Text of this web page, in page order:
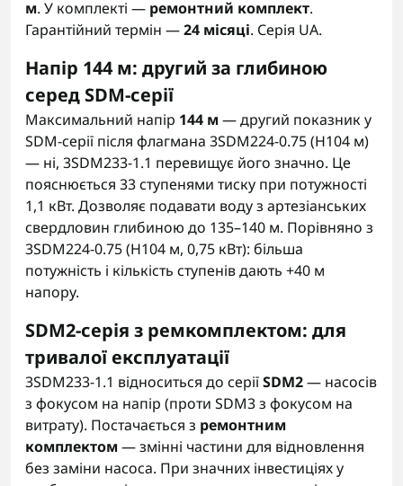
м. У комплекті — ремонтний комплект.
Гарантійний термін —24 місяці. Серія UA.
Напір 144 м: другий за глибиною
серед SDM-серії
Максимальний напір 144 м— другий показник у
SDM-серії після флагмана 3SDM224-0.75 (H104 м)
— ні, 3SDM233-1.1 перевищує його значно. Це
пояснюється 33 ступенями тиску при потужності
1,1 кВт. Дозволяє подавати воду з артезіанських
свердловин глибиною до 135–140 м. Порівняно з
3SDM224-0.75 (H104 м, 0,75 кВт): більша
потужність і кількість ступенів дають +40 м
напору.
SDM2-серія з ремкомплектом: для
тривалої експлуатації
3SDM233-1.1 відноситься до серіїSDM2— насосів
з фокусом на напір (проти SDM3 з фокусом на
витрату). Постачається з ремонтним
комплектом— змінні частини для відновлення
без заміни насоса. При значних інвестиціях у